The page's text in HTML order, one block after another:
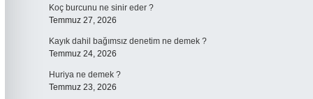
Koç burcunu ne sinir eder ?
Temmuz 27, 2026
Kayık dahil bağımsız denetim ne demek ?
Temmuz 24, 2026
Huriya ne demek ?
Temmuz 23, 2026